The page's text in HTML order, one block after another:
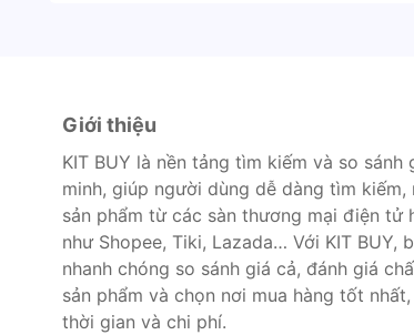
Giới thiệu
KIT BUY là nền tảng tìm kiếm và so sánh
minh, giúp người dùng dễ dàng tìm kiếm,
sản phẩm từ các sàn thương mại điện tử
như Shopee, Tiki, Lazada… Với KIT BUY,
nhanh chóng so sánh giá cả, đánh giá
sản phẩm và chọn nơi mua hàng tốt
thời gian và chi phí.